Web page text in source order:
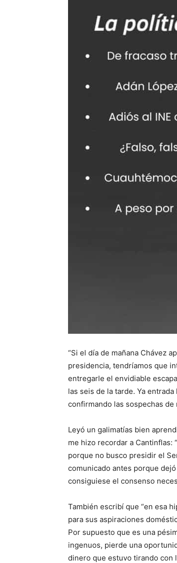
“Si el día de mañana Chávez
presidencia, tendríamos que
entregarle el envidiable
las seis de la tarde. Ya
confirmando las sospechas
Leyó un galimatías bien
me hizo recordar a Cantinflas:
porque no busco presidir el
comunicado antes porque
consiguiese el consenso
También escribí que “en esa
para sus aspiraciones
Por supuesto que es una
ingenuos, pierde una
dinero que estuvo tirando con